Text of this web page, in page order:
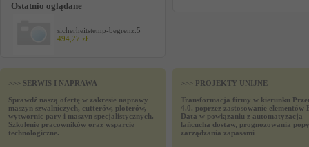
Ostatnio oglądane
sicherheitstemp-begrenz.5
494,27 zł
>>> SERWIS I NAPRAWA
Sprawdź naszą ofertę w zakresie naprawy
maszyn szwalniczych, cutterów, ploterów,
wytwornic pary i maszyn specjalistycznych.
Szkolenie pracowników oraz wsparcie
technologiczne.
>>> PROJEKTY UNIJNE
Transformacja firmy w kierunku
4.0. poprzez zastosowanie elementów
Data w powiązaniu z automatyzacją
łańcucha dostaw, prognozowania
zarządzania zapasami